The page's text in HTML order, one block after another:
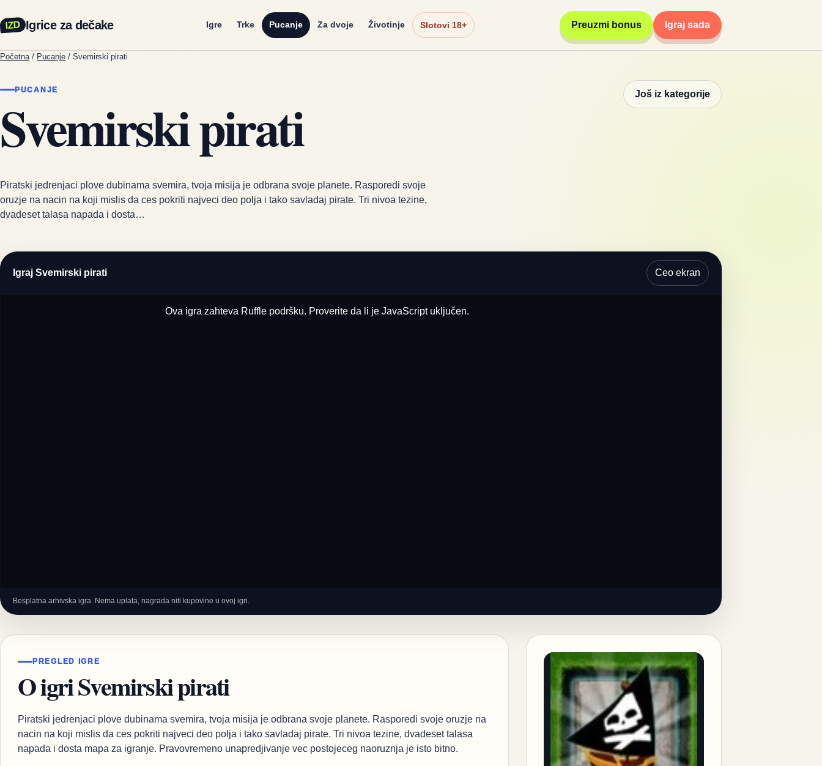
IZD Igrice za dečake Igre Trke Pucanje Za dvoje Životinje Slotovi 18+ Preuzmi bonus Igraj sada
Početna / Pucanje / Svemirski pirati
PUCANJE
Svemirski pirati
Piratski jedrenjaci plove dubinama svemira, tvoja misija je odbrana svoje planete. Rasporedi svoje
oruzje na nacin na koji mislis da ces pokriti najveci deo polja i tako savladaj pirate. Tri nivoa tezine,
dvadeset talasa napada i dosta…
Još iz kategorije
Igraj Svemirski pirati Ceo ekran
Ova igra zahteva Ruffle podršku. Proverite da li je JavaScript uključen.
Besplatna arhivska igra. Nema uplata, nagrada niti kupovine u ovoj igri.
PREGLED IGRE
O igri Svemirski pirati
Piratski jedrenjaci plove dubinama svemira, tvoja misija je odbrana svoje planete. Rasporedi svoje oruzje na
nacin na koji mislis da ces pokriti najveci deo polja i tako savladaj pirate. Tri nivoa tezine, dvadeset talasa
napada i dosta mapa za igranje. Pravovremeno unapredjivanje vec postojeceg naoruznja je isto bitno.